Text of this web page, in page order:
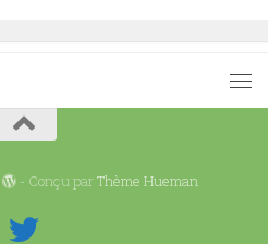
- Conçu parThème Hueman